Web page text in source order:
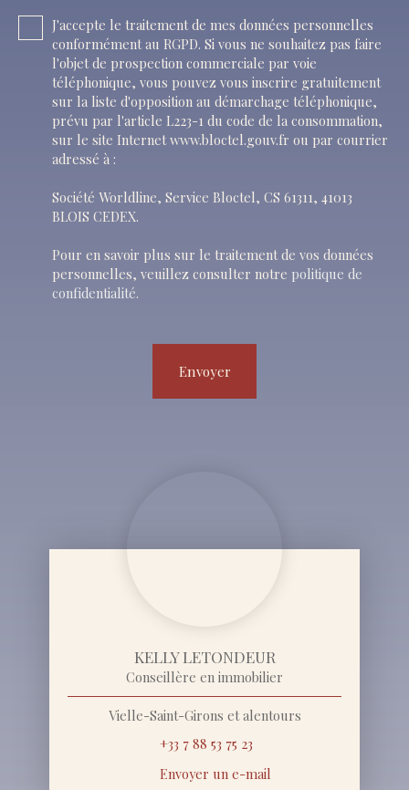
J'accepte le traitement de mes données personnelles
conformément au RGPD. Si vous ne souhaitez pas faire
l'objet de prospection commerciale par voie
téléphonique, vous pouvez vous inscrire gratuitement
sur la liste d'opposition au démarchage téléphonique,
prévu par l'article L223-1 du code de la consommation,
sur le site Internet www.bloctel.gouv.fr ou par courrier
adressé à :
Société Worldline, Service Bloctel, CS 61311, 41013
BLOIS CEDEX.
Pour en savoir plus sur le traitement de vos données
personnelles, veuillez consulter notre politique de
confidentialité.
Envoyer
KELLY LETONDEUR
Conseillère en immobilier
Vielle-Saint-Girons et alentours
+33 7 88 53 75 23
Envoyer un e-mail